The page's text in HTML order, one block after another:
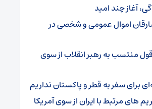
آغاز چند امید
اموال عمومی و شخصی در
منتسب به رهبر انقلاب از سوی
برای سفر به قطر و پاکستان نداریم
های مرتبط با ایران از سوی آمریکا